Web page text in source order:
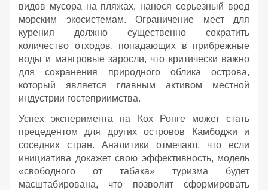
видов мусора на пляжах, нанося серьезный вред
морским экосистемам. Ограничение мест для
курения должно существенно сократить
количество отходов, попадающих в прибрежные
воды и мангровые заросли, что критически важно
для сохранения природного облика острова,
который является главным активом местной
индустрии гостеприимства.
Успех эксперимента на Кох Ронге может стать
прецедентом для других островов Камбоджи и
соседних стран. Аналитики отмечают, что если
инициатива докажет свою эффективность, модель
«свободного от табака» туризма будет
масштабирована, что позволит сформировать